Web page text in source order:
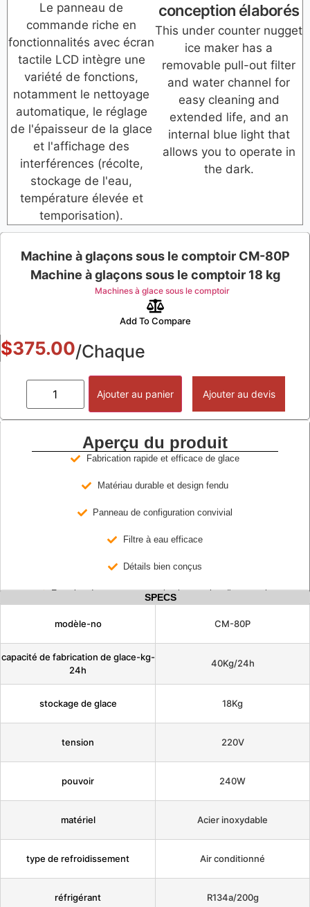
Le panneau de
commande riche en
fonctionnalités avec écran
tactile LCD intègre une
variété de fonctions,
notamment le nettoyage
automatique, le réglage
de l'épaisseur de la glace
et l'affichage des
interférences (récolte,
stockage de l'eau,
température élevée et
temporisation).
conception élaborés
This under counter nugget
ice maker has a
removable pull-out filter
and water channel for
easy cleaning and
extended life, and an
internal blue light that
allows you to operate in
the dark.
Machine à glaçons sous le comptoir CM-80P
Machine à glaçons sous le comptoir 18 kg
Machines à glace sous le comptoir
Add To Compare
$375.00/Chaque
Ajouter au panier Ajouter au devis
Aperçu du produit
Fabrication rapide et efficace de glace
Matériau durable et design fendu
Panneau de configuration convivial
Filtre à eau efficace
Détails bien conçus
Fonction de nettoyage par simple pression d'une touche
SPECS
modèle-no CM-80P
capacité de fabrication de glace-kg-
24h
40Kg/24h
stockage de glace 18Kg
tension 220V
pouvoir 240W
matériel Acier inoxydable
type de refroidissement Air conditionné
réfrigérant R134a/200g